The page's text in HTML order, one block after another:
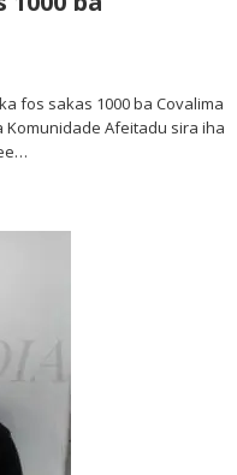
fos sakas 1000 ba Covalima
Afeitadu sira iha